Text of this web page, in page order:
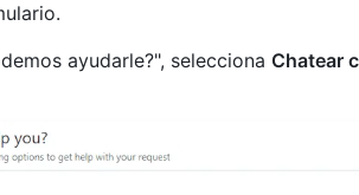
ayudarle?", selecciona Chatear